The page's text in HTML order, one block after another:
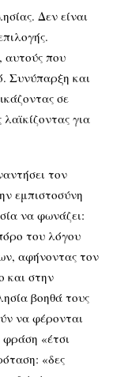
Δεν είναι
αυτούς που
Συνύπαρξη και
σε
για
τον
εμπιστοσύνη
να φωνάζει:
του λόγου
αφήνοντας τον
και στην
βοηθά τους
να φέρονται
φράση «έτσι
«δες